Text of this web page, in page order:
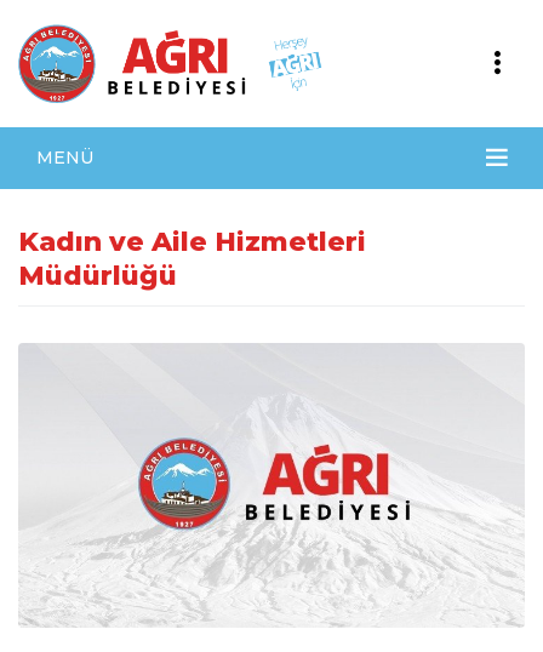
MENÜ
Kadın ve Aile Hizmetleri
Müdürlüğü